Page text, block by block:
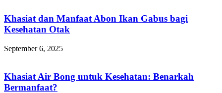
Khasiat dan Manfaat Abon Ikan Gabus bagi
Kesehatan Otak
September 6, 2025
Khasiat Air Bong untuk Kesehatan: Benarkah
Bermanfaat?